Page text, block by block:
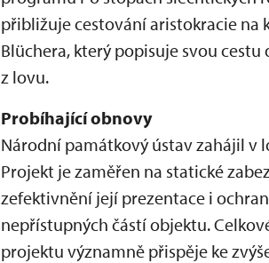
přibližuje cestování aristokracie
Blüchera, který popisuje svou
z lovu.
Probíhající obnovy
Národní památkový ústav zahájil v
Projekt je zaměřen na statické
zefektivnění její prezentace i
nepřístupných částí objektu.
projektu významně přispěje ke